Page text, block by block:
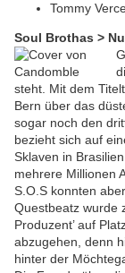
Tommy
Soul Brothas >
steht. Mit dem
Bern über das
sogar noch den
bezieht sich auf
Sklaven in
mehrere Millionen
S.O.S konnten
Questbeatz wurde
Produzent’ auf
abzugehen, denn
hinter der